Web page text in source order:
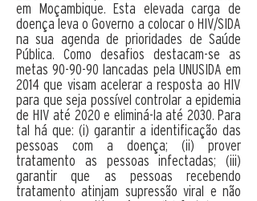
em Moçambique. Esta elevada carga de
doença leva o Governo a colocar o HIV/SIDA
na sua agenda de prioridades de Saúde
Pública. Como desafios destacam-se as
metas 90-90-90 lancadas pela UNUSIDA em
2014 que visam acelerar a resposta ao HIV
para que seja possível controlar a epidemia
de HIV até 2020 e eliminá-la até 2030. Para
tal há que: (i) garantir a identificação das
pessoas com a doença; (ii) prover
tratamento as pessoas infectadas; (iii)
garantir que as pessoas recebendo
tratamento atinjam supressão viral e não